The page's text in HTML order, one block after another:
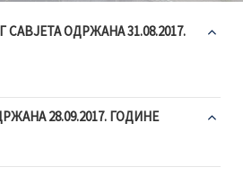
ОДРЖАНА 31.08.2017.
28.09.2017. ГОДИНЕ